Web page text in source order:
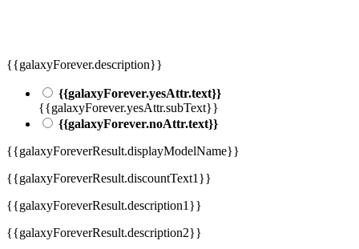
{{galaxyForever.description}}
{{galaxyForever.yesAttr.text}}
{{galaxyForever.yesAttr.subText}}
{{galaxyForever.noAttr.text}}
{{galaxyForeverResult.displayModelName}}
{{galaxyForeverResult.discountText1}}
{{galaxyForeverResult.description1}}
{{galaxyForeverResult.description2}}